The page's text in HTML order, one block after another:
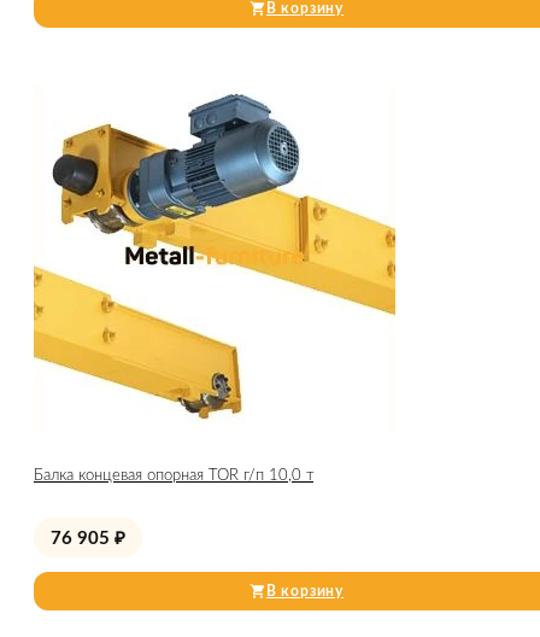
В корзину
Балка концевая опорная TOR г/п 10,0 т
76 905 ₽
В корзину